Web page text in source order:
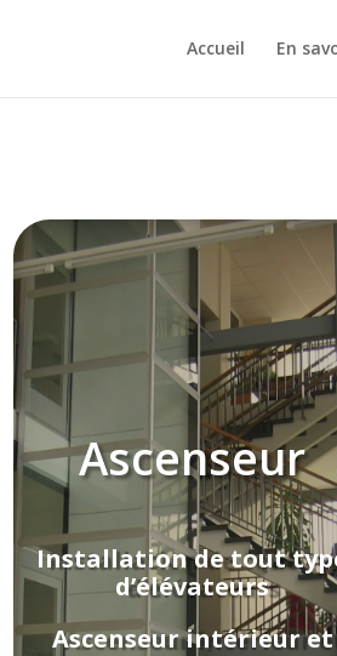
Accueil En
Ascenseur
Installation de tout
d’élévateurs
Ascenseur intérieur et